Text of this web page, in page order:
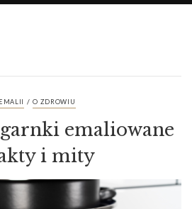
/ O ZDROWIU
emaliowane
i mity